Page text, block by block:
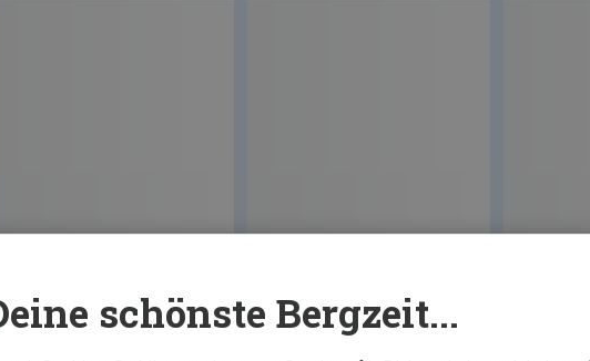
schönste Bergzeit...